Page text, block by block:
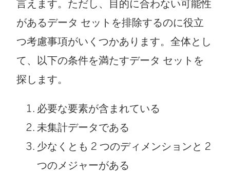
開
く
)
言えます。ただし、目的に合わない可能性
があるデータ セットを排除するのに役立
つ考慮事項がいくつかあります。全体とし
て、以下の条件を満たすデータ セットを
探します。
必要な要素が含まれている
未集計データである
少なくとも 2 つのディメンションと 2
つのメジャーがある